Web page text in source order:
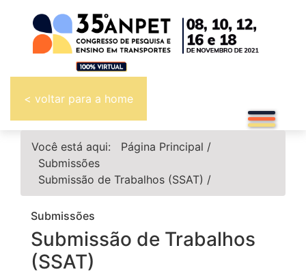
< voltar para a home
Você está aqui: Página Principal /
Submissões
Submissão de Trabalhos (SSAT) /
Submissões
Submissão de Trabalhos
(SSAT)